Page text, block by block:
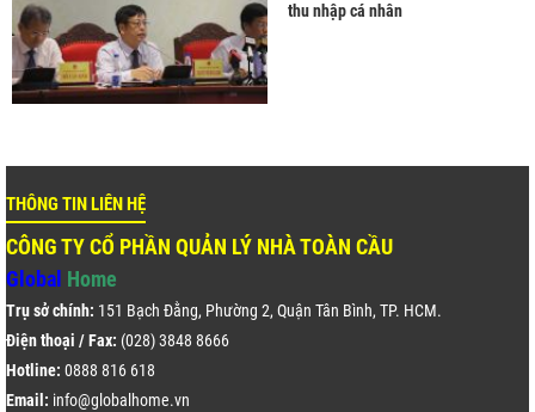
thu nhập cá nhân
THÔNG TIN LIÊN HỆ
CÔNG TY CỔ PHẦN QUẢN LÝ NHÀ TOÀN CẦU
Global Home
Trụ sở chính: 151 Bạch Đằng, Phường 2, Quận Tân Bình, TP. HCM.
Điện thoại / Fax: (028) 3848 8666
Hotline: 0888 816 618
Email: info@globalhome.vn